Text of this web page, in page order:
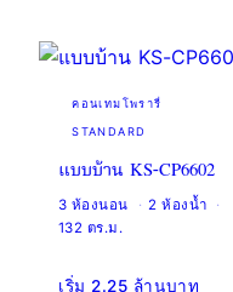
คอนเทมโพรารี่
STANDARD
แบบบ้าน KS-CP6602
3 ห้องนอน
2 ห้องน้ำ
132 ตร.ม.
เริ่ม 2.25 ล้านบาท